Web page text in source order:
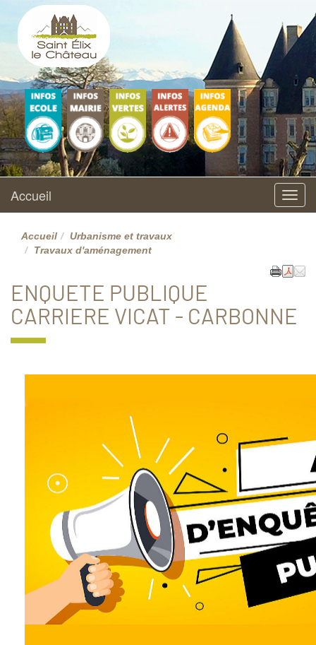
Saint Elix le Château
Site officiel
Ecole
maternelle et
élémentaire
Vie municipale L'environnement Accueil
Menu
Accueil
Accueil
Urbanisme et travaux
Travaux d'aménagement
ENQUETE PUBLIQUE
CARRIERE VICAT - CARBONNE